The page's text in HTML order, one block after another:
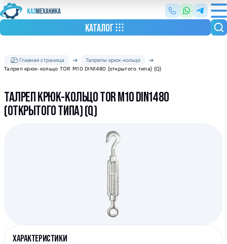
КАТАЛОГ
Главная страница
Талрепы крюк-кольцо
Талреп крюк-кольцо TOR М10 DIN1480 (открытого типа) (Q)
ТАЛРЕП КРЮК-КОЛЬЦО TOR М10 DIN1480
(ОТКРЫТОГО ТИПА) (Q)
ХАРАКТЕРИСТИКИ